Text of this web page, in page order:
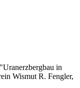
in
Wismut R. Fengler,